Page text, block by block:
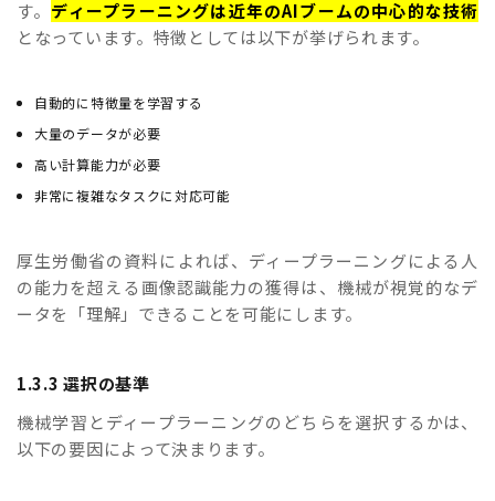
す。 ディープラーニングは近年のAIブームの中心的な技術
となっています。特徴としては以下が挙げられます。
自動的に特徴量を学習する
大量のデータが必要
高い計算能力が必要
非常に複雑なタスクに対応可能
厚生労働省の資料によれば、ディープラーニングによる人
の能力を超える画像認識能力の獲得は、機械が視覚的なデ
ータを「理解」できることを可能にします。
1.3.3 選択の基準
機械学習とディープラーニングのどちらを選択するかは、
以下の要因によって決まります。